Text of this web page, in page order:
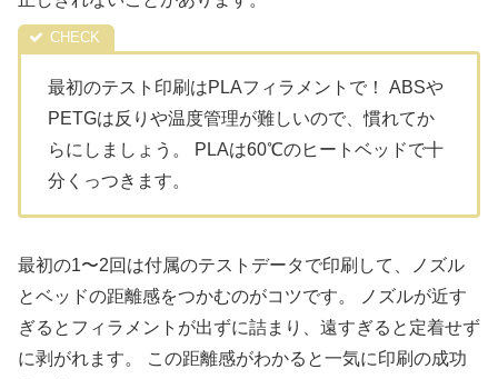
最初のテスト印刷はPLAフィラメントで！ ABSや
PETGは反りや温度管理が難しいので、慣れてか
らにしましょう。 PLAは60℃のヒートベッドで十
分くっつきます。
最初の1〜2回は付属のテストデータで印刷して、ノズル
とベッドの距離感をつかむのがコツです。 ノズルが近す
ぎるとフィラメントが出ずに詰まり、遠すぎると定着せず
に剥がれます。 この距離感がわかると一気に印刷の成功